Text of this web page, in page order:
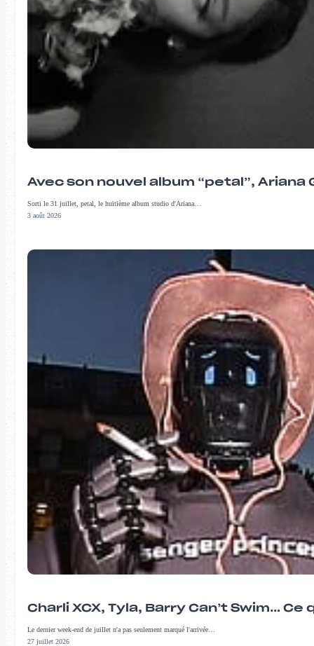
Avec son nouvel album “petal”,
Sorti le 31 juillet, petal, le huitième album studio d'Ariana…
3 août 2026
Charli XCX, Tyla, Barry Can’t Swim…
Le dernier week-end de juillet n'a pas seulement marqué l'arrivée…
27 juillet 2026